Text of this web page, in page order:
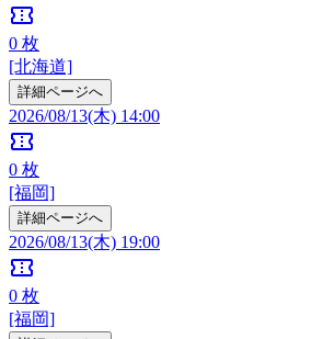
confirmation_number
0 枚
[北海道]
詳細ページへ
2026/08/13(木) 14:00
confirmation_number
0 枚
[福岡]
詳細ページへ
2026/08/13(木) 19:00
confirmation_number
0 枚
[福岡]